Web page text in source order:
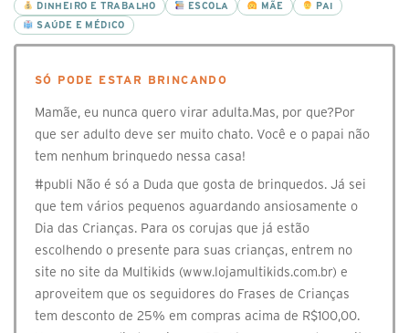
DINHEIRO E TRABALHO
ESCOLA MÃE
PAI
SAÚDE E MÉDICO
SÓ PODE ESTAR BRINCANDO
Mamãe, eu nunca quero virar adulta.Mas, por que?Por
que ser adulto deve ser muito chato. Você e o papai não
tem nenhum brinquedo nessa casa!
#publi Não é só a Duda que gosta de brinquedos. Já sei
que tem vários pequenos aguardando ansiosamente o
Dia das Crianças. Para os corujas que já estão
escolhendo o presente para suas crianças, entrem no
site no site da Multikids (www.lojamultikids.com.br) e
aproveitem que os seguidores do Frases de Crianças
tem desconto de 25% em compras acima de R$100,00.